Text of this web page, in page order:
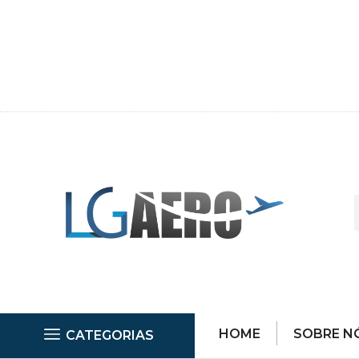
CATEGORIAS HOME SOBRE